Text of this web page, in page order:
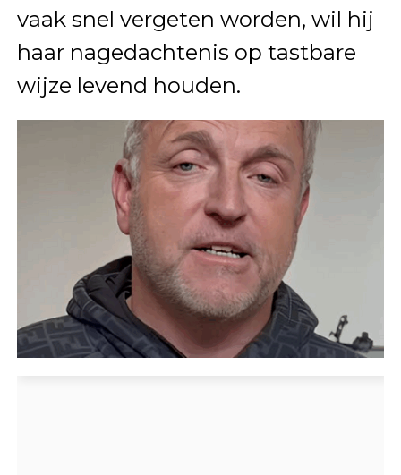
vaak snel vergeten worden, wil hij
haar nagedachtenis op tastbare
wijze levend houden.